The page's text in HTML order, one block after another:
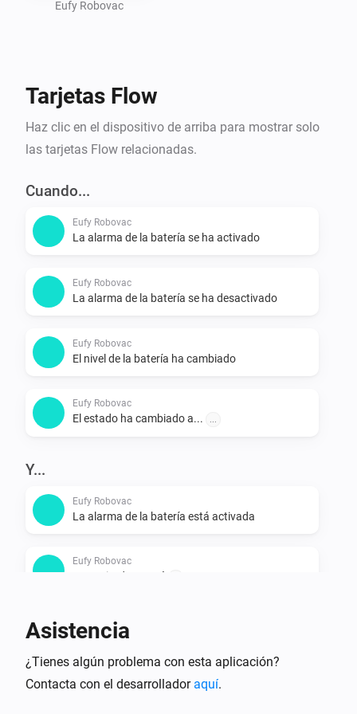
- Use the app
Eufy Robovac
Tarjetas Flow
Haz clic en el dispositivo de arriba para mostrar solo
las tarjetas Flow relacionadas.
Cuando...
Eufy Robovac
La alarma de la batería se ha activado
Eufy Robovac
La alarma de la batería se ha desactivado
Eufy Robovac
El nivel de la batería ha cambiado
Eufy Robovac
El estado ha cambiado a...
Y...
Eufy Robovac
La alarma de la batería está activada
Eufy Robovac
La aspiradora está
Entonces...
Eufy Robovac
Asistencia
¿Tienes algún problema con esta aplicación?
Contacta con el desarrollador aquí.